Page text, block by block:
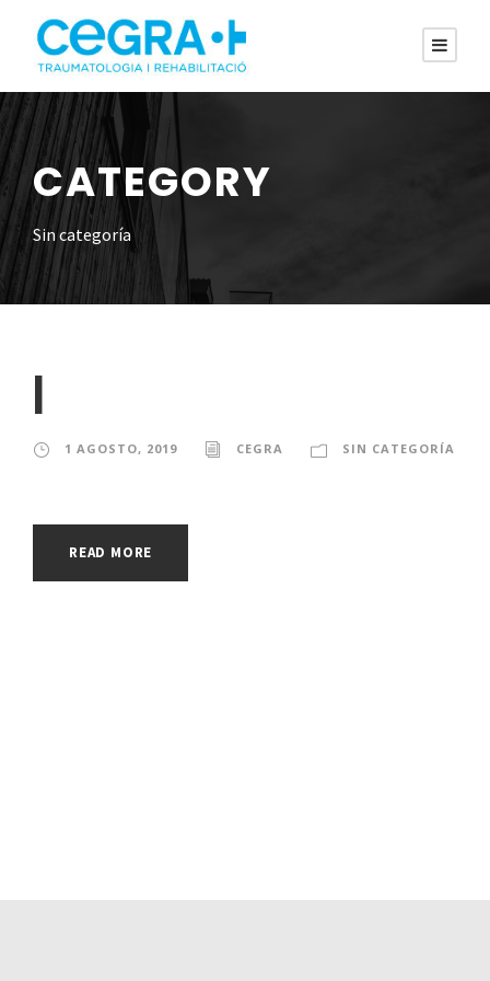
CATEGORY
Sin categoría
|
1 AGOSTO, 2019 CEGRA SIN CATEGORÍA
READ MORE